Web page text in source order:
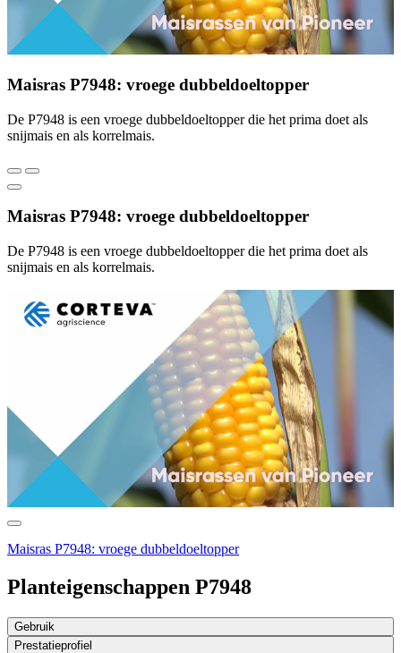
Maisras P7948: vroege dubbeldoeltopper
De P7948 is een vroege dubbeldoeltopper die het prima doet als
snijmais en als korrelmais.
Maisras P7948: vroege dubbeldoeltopper
De P7948 is een vroege dubbeldoeltopper die het prima doet als
snijmais en als korrelmais.
Maisras P7948: vroege dubbeldoeltopper
Planteigenschappen P7948
Gebruik
Prestatieprofiel